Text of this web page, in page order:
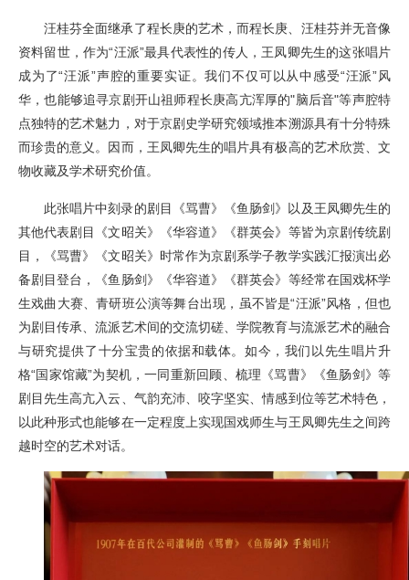
汪桂芬全面继承了程长庚的艺术，而程长庚、汪桂芬并无音像
资料留世，作为“汪派”最具代表性的传人，王凤卿先生的这张唱片
成为了“汪派”声腔的重要实证。我们不仅可以从中感受“汪派”风
华，也能够追寻京剧开山祖师程长庚高亢浑厚的"脑后音"等声腔特
点独特的艺术魅力，对于京剧史学研究领域推本溯源具有十分特殊
而珍贵的意义。因而，王凤卿先生的唱片具有极高的艺术欣赏、文
物收藏及学术研究价值。
此张唱片中刻录的剧目《骂曹》《鱼肠剑》以及王凤卿先生的
其他代表剧目《文昭关》《华容道》《群英会》等皆为京剧传统剧
目，《骂曹》《文昭关》时常作为京剧系学子教学实践汇报演出必
备剧目登台，《鱼肠剑》《华容道》《群英会》等经常在国戏杯学
生戏曲大赛、青研班公演等舞台出现，虽不皆是“汪派”风格，但也
为剧目传承、流派艺术间的交流切磋、学院教育与流派艺术的融合
与研究提供了十分宝贵的依据和载体。如今，我们以先生唱片升
格“国家馆藏”为契机，一同重新回顾、梳理《骂曹》《鱼肠剑》等
剧目先生高亢入云、气韵充沛、咬字坚实、情感到位等艺术特色，
以此种形式也能够在一定程度上实现国戏师生与王凤卿先生之间跨
越时空的艺术对话。